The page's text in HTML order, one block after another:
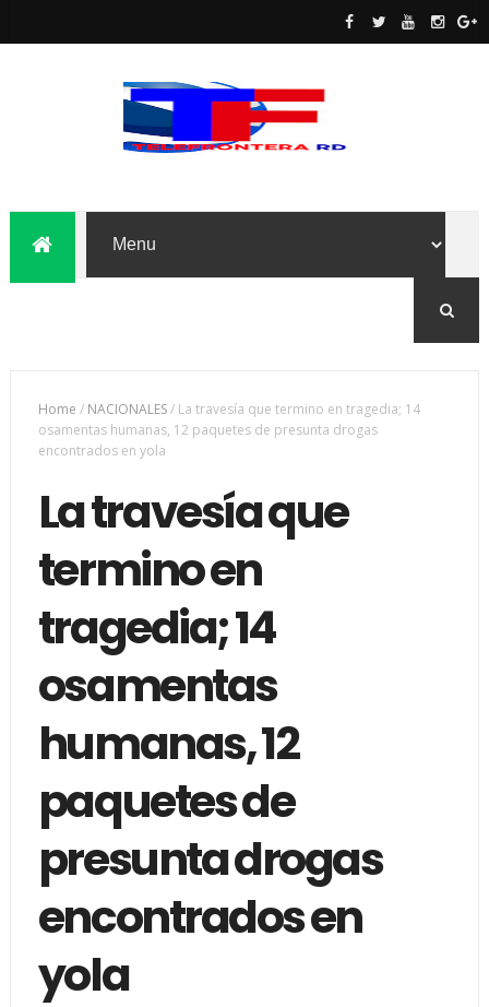
Home / NACIONALES/ La travesía que termino en tragedia; 14
osamentas humanas, 12 paquetes de presunta drogas
encontrados en yola
La travesía que
termino en
tragedia; 14
osamentas
humanas, 12
paquetes de
presunta drogas
encontrados en
yola